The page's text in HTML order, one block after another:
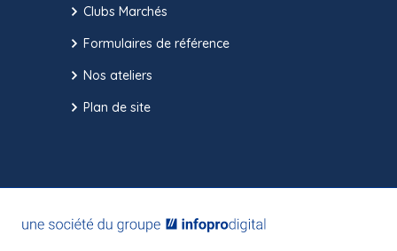
Clubs Marchés
Formulaires de référence
Nos ateliers
Plan de site